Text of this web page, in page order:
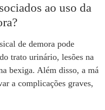
ao uso da
de demora pode
trato urinário, lesões na
bexiga. Além disso, a má
a complicações graves,